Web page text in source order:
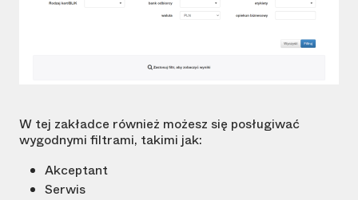
W tej zakładce również możesz się posługiwać
wygodnymi filtrami, takimi jak:
Akceptant
Serwis